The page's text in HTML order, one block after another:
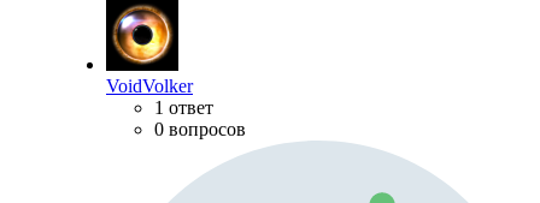
VoidVolker
1 ответ
0 вопросов